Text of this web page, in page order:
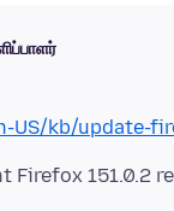
US/kb/update-